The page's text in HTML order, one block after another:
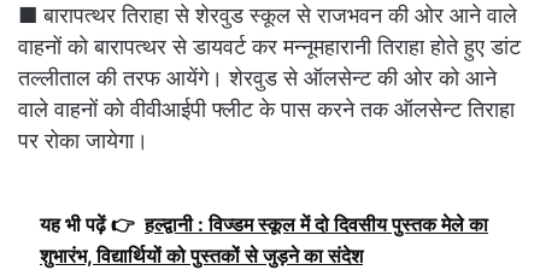
■ बारापत्थर तिराहा से शेरवुड स्कूल से राजभवन की ओर आने वाले
वाहनों को बारापत्थर से डायवर्ट कर मन्नूमहारानी तिराहा होते हुए डांट
तल्लीताल की तरफ आयेंगे। शेरवुड से ऑलसेन्ट की ओर को आने
वाले वाहनों को वीवीआईपी फ्लीट के पास करने तक ऑलसेन्ट तिराहा
पर रोका जायेगा।
यह भी पढ़ें 👉 हल्द्वानी : विज्डम स्कूल में दो दिवसीय पुस्तक मेले का
शुभारंभ, विद्यार्थियों को पुस्तकों से जुड़ने का संदेश